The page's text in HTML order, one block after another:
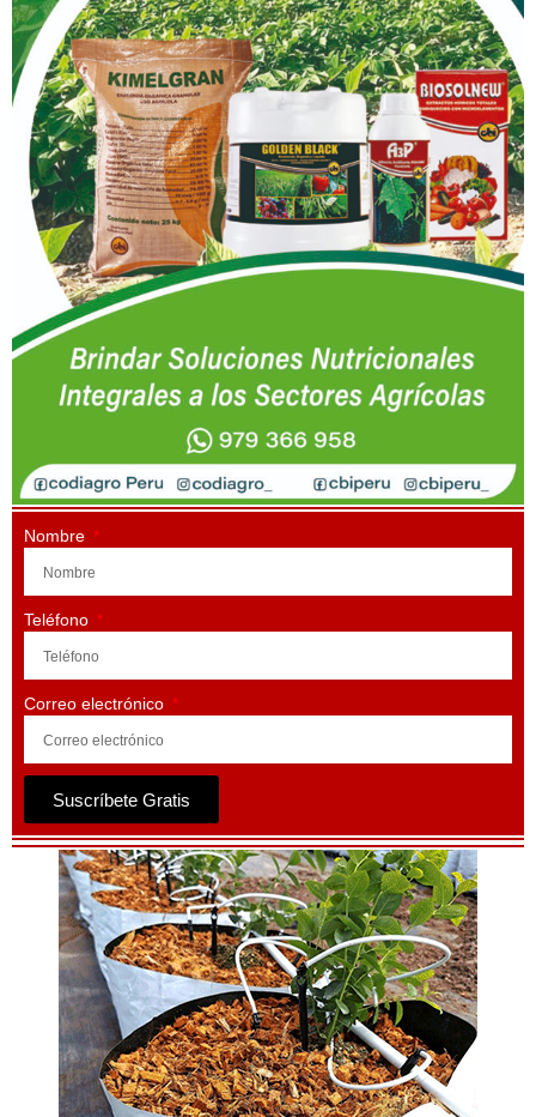
Nombre
Teléfono
Correo electrónico
Suscríbete Gratis